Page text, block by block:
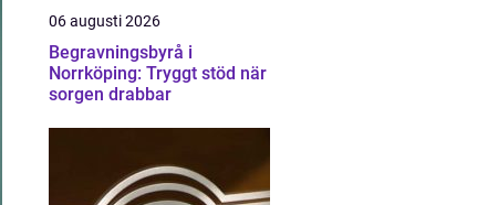
06 augusti 2026
Begravningsbyrå i
Norrköping: Tryggt stöd när
sorgen drabbar